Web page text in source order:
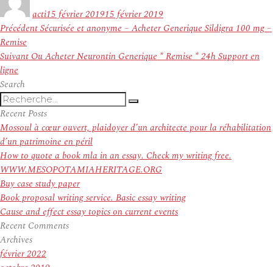
actile
15 février 201915 février 2019
Navigation
de
l’article
PrécédentArticle
Sécurisée et anonyme – Acheter Generique Sildigra 100 mg –
Remise
Suivant Article
Ou Acheter Neurontin Generique * Remise * 24h Support en
ligne
Search
Recherche
pour
:
Recherche
Recent Posts
Mossoul à cœur ouvert, plaidoyer d’un architecte pour la réhabilitation
d’un patrimoine en péril
How to quote a book mla in an essay. Check my writing free.
WWW.MESOPOTAMIAHERITAGE.ORG
Buy case study paper
Book proposal writing service. Basic essay writing
Cause and effect essay topics on current events
Recent Comments
Archives
février 2022